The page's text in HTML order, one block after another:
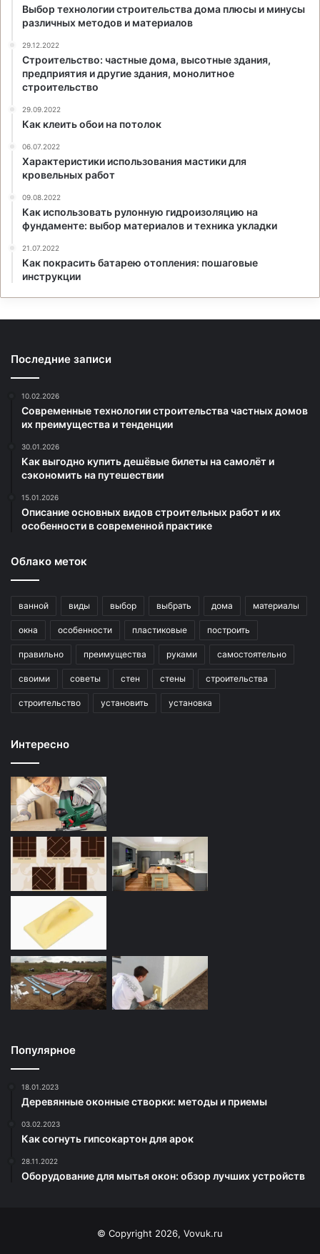
Выбор технологии строительства дома плюсы и минусы
различных методов и материалов
29.12.2022
Строительство: частные дома, высотные здания,
предприятия и другие здания, монолитное
строительство
29.09.2022
Как клеить обои на потолок
06.07.2022
Характеристики использования мастики для
кровельных работ
09.08.2022
Как использовать рулонную гидроизоляцию на
фундаменте: выбор материалов и техника укладки
21.07.2022
Как покрасить батарею отопления: пошаговые
инструкции
Последние записи
10.02.2026
Современные технологии строительства частных домов
их преимущества и тенденции
30.01.2026
Как выгодно купить дешёвые билеты на самолёт и
сэкономить на путешествии
15.01.2026
Описание основных видов строительных работ и их
особенности в современной практике
Облако меток
ванной виды выбор выбрать дома материалы
окна особенности пластиковые построить
правильно преимущества руками самостоятельно
своими советы стен стены строительства
строительство установить установка
Интересно
Популярное
18.01.2023
Деревянные оконные створки: методы и приемы
03.02.2023
Как согнуть гипсокартон для арок
28.11.2022
Оборудование для мытья окон: обзор лучших устройств
© Copyright 2026, Vovuk.ru